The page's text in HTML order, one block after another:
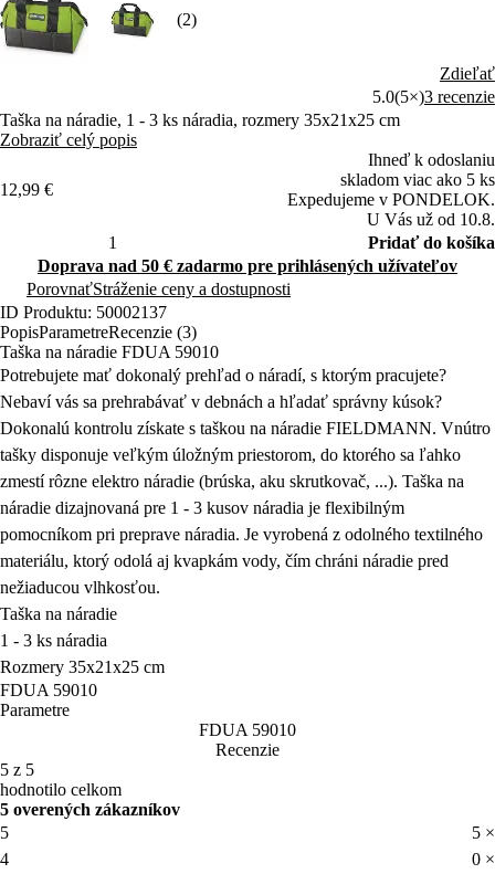
(2)
Zdieľať
5.0(5×)3 recenzie
Taška na náradie, 1 - 3 ks náradia, rozmery 35x21x25 cm
Zobraziť celý popis
12,99 €
Ihneď k odoslaniu
skladom viac ako 5 ks
Expedujeme v PONDELOK.
U Vás už od 10.8.
Pridať do košíka
Doprava nad 50 € zadarmo pre prihlásených užívateľov
PorovnaťStráženie ceny a dostupnosti
ID Produktu: 50002137
PopisParametreRecenzie (3)
Taška na náradie FDUA 59010
Potrebujete mať dokonalý prehľad o náradí, s ktorým pracujete?
Nebaví vás sa prehrabávať v debnách a hľadať správny kúsok?
Dokonalú kontrolu získate s taškou na náradie FIELDMANN. Vnútro
tašky disponuje veľkým úložným priestorom, do ktorého sa ľahko
zmestí rôzne elektro náradie (brúska, aku skrutkovač, ...). Taška na
náradie dizajnovaná pre 1 - 3 kusov náradia je flexibilným
pomocníkom pri preprave náradia. Je vyrobená z odolného textilného
materiálu, ktorý odolá aj kvapkám vody, čím chráni náradie pred
nežiaducou vlhkosťou.
Taška na náradie
1 - 3 ks náradia
Rozmery 35x21x25 cm
FDUA 59010
Parametre
FDUA 59010
Recenzie
5 z 5
hodnotilo celkom
5 overených zákazníkov
5
5 ×
4
0 ×